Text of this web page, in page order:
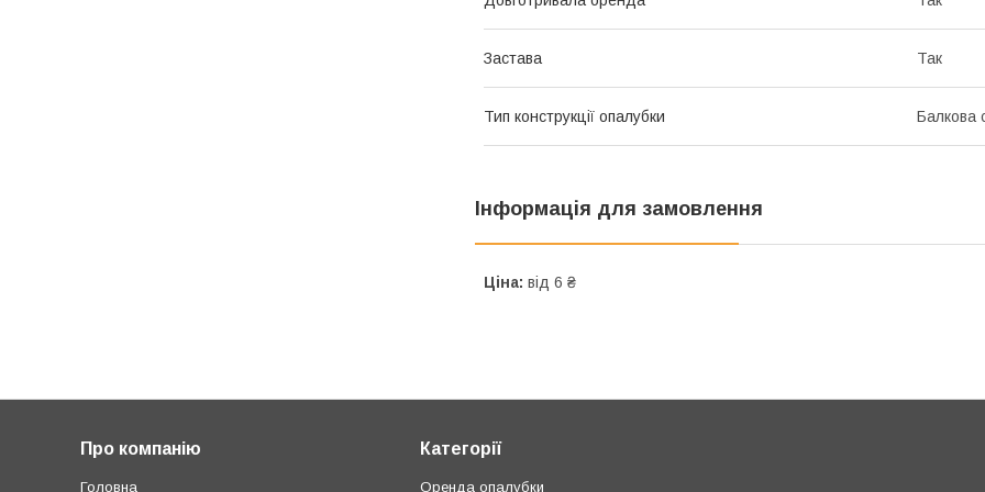
Застава Так
Тип конструкції опалубки Балкова
Інформація для замовлення
Ціна: від 6 ₴
Про компанію
Головна
Категорії
Оренда опалубки